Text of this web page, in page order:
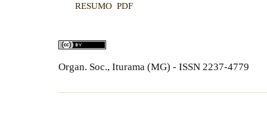
RESUMO PDF
Organ. Soc., Iturama (MG) - ISSN 2237-4779